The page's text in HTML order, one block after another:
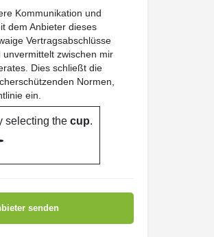
Kommunikation und
dem Anbieter dieses
Vertragsabschlüsse
zwischen mir
Dies schließt die
Normen,
ein.
selecting thecup.